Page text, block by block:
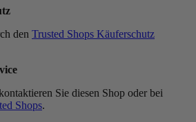
den Trusted Shops Käuferschutz
Sie diesen Shop oder bei
Shops.